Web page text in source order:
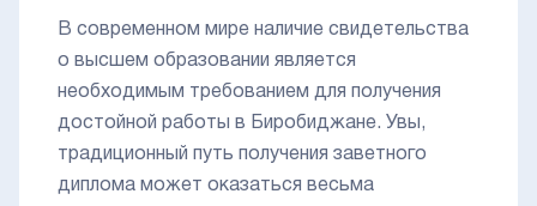
В современном мире наличие свидетельства
о высшем образовании является
необходимым требованием для получения
достойной работы в Биробиджане. Увы,
традиционный путь получения заветного
диплома может оказаться весьма